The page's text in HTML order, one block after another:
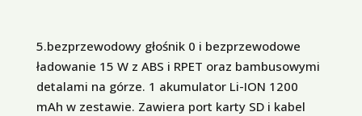
5.bezprzewodowy głośnik 0 i bezprzewodowe
ładowanie 15 W z ABS i RPET oraz bambusowymi
detalami na górze. 1 akumulator Li-ION 1200
mAh w zestawie. Zawiera port karty SD i kabel